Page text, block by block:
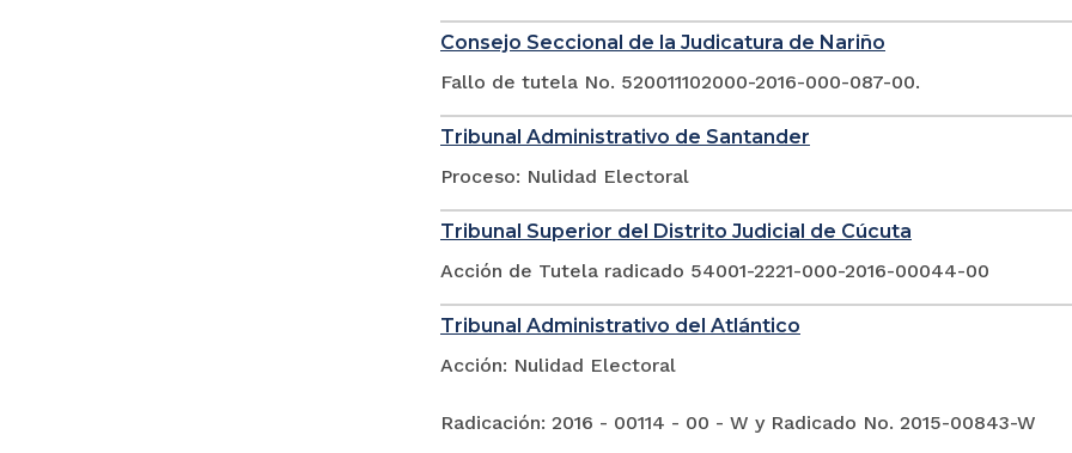
Consejo Seccional de la Judicatura de Nariño
Fallo de tutela No. 520011102000-2016-000-087-00.
Tribunal Administrativo de Santander
Proceso: Nulidad Electoral
Tribunal Superior del Distrito Judicial de Cúcuta
Acción de Tutela radicado 54001-2221-000-2016-00044-00
Tribunal Administrativo del Atlántico
Acción: Nulidad Electoral
Radicación: 2016 - 00114 - 00 - W y Radicado No. 2015-00843-W